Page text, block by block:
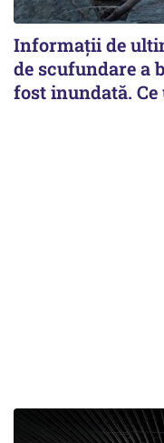
Informații de
de scufundare a
fost inundată. Ce